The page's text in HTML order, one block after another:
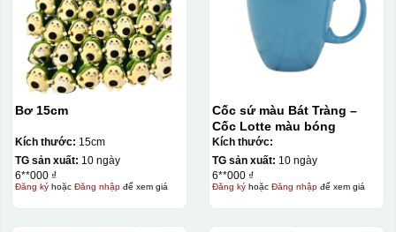
Bơ 15cm
Kích thước: 15cm
TG sản xuất: 10 ngày
6**000 ₫
Đăng kýhoặc Đăng nhậpđể xem giá
Cốc sứ màu Bát Tràng –
Cốc Lotte màu bóng
Kích thước:
TG sản xuất: 10 ngày
6**000 ₫
Đăng kýhoặc Đăng nhậpđể xem giá